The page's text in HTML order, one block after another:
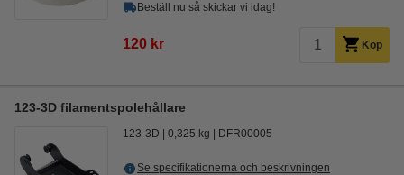
Beställ nu så skickar vi idag!
120 kr Köp
123-3D filamentspolehållare
123-3D 0,325 kg DFR00005
Se specifikationerna och beskrivningen